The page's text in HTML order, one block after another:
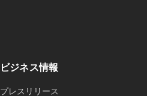
ビジネス情報
プレスリリース